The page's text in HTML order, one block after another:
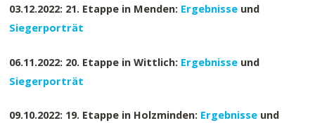
03.12.2022: 21. Etappe in Menden: Ergebnisse und
Siegerporträt
06.11.2022: 20. Etappe in Wittlich: Ergebnisse und
Siegerporträt
09.10.2022: 19. Etappe in Holzminden: Ergebnisse und